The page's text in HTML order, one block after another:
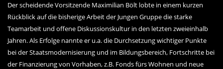
Der scheidende Vorsitzende Maximilian Bölt lobte in einem kurzen
Rückblick auf die bisherige Arbeit der Jungen Gruppe die starke
Teamarbeit und offene Diskussionskultur in den letzten zweieinhalb
Jahren. Als Erfolge nannte er u.a. die Durchsetzung wichtiger Punkte
bei der Staatsmodernisierung und im Bildungsbereich, Fortschritte bei
der Finanzierung von Vorhaben, z.B. Fonds fürs Wohnen und neue